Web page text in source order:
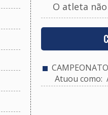
O atleta
Atuou como: